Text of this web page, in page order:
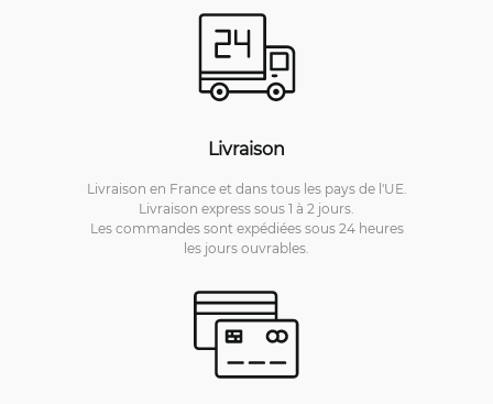
Livraison
Livraison en France et dans tous les pays de l'UE.
Livraison express sous 1 à 2 jours.
Les commandes sont expédiées sous 24 heures
les jours ouvrables.